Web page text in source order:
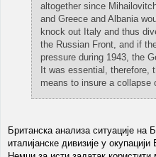
altogether since
and Greece and Albania
knock out Italy and thus
the Russian Front, and if
pressure during 1943, the
It was essential, therefore,
means to insure a collapse
Британска анализа ситуације на
италијанске дивизије у